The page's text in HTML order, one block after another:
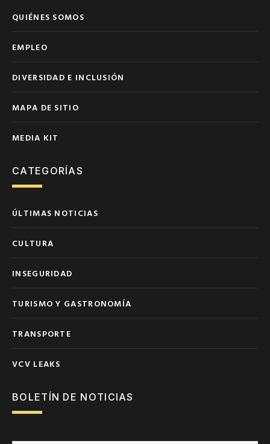
QUIÉNES SOMOS
EMPLEO
DIVERSIDAD E INCLUSIÓN
MAPA DE SITIO
MEDIA KIT
CATEGORÍAS
ÚLTIMAS NOTICIAS
CULTURA
INSEGURIDAD
TURISMO Y GASTRONOMÍA
TRANSPORTE
VCV LEAKS
BOLETÍN DE NOTICIAS